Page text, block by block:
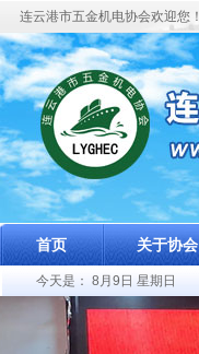
连云港市五金机电协会欢迎您！
首页 关于协会
今天是： 8月9日 星期日